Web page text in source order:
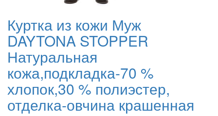
Куртка из кожи Муж
DAYTONA STOPPER
Натуральная
кожа,подкладка-70 %
хлопок,30 % полиэстер,
отделка-овчина крашенная